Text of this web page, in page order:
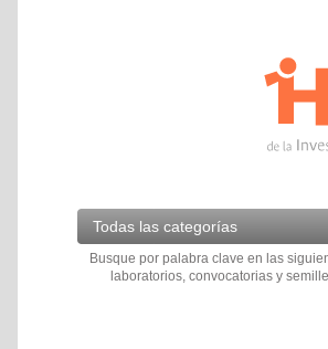
Todas las categorías
Busque por palabra clave en las
laboratorios, convocatorias y